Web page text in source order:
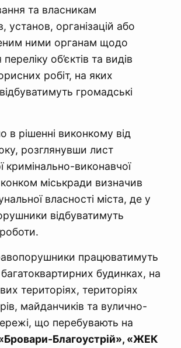
та власникам
установ, організацій або
ними органам щодо
об’єктів та видів
робіт, на яких
громадські
в рішенні виконкому від
розглянувши лист
кримінально-виконавчої
міськради визначив
власності міста, де у
відбуватимуть
працюватимуть
будинках, на
територіях, територіях
майданчиків та вулично-
що перебувають на
Благоустрій», «ЖЕК